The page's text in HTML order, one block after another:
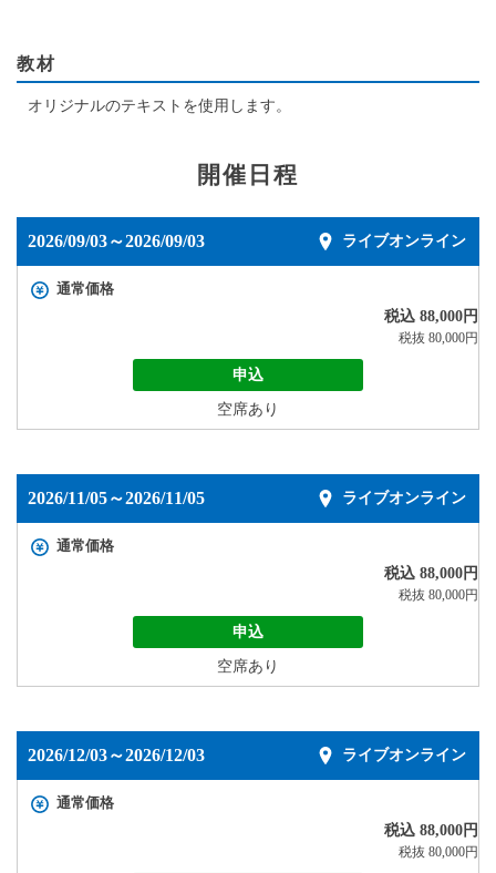
教材
オリジナルのテキストを使用します。
開催日程
2026/09/03～2026/09/03 ライブオンライン
通常価格
税込 88,000円
税抜 80,000円
申込
空席あり
2026/11/05～2026/11/05 ライブオンライン
通常価格
税込 88,000円
税抜 80,000円
申込
空席あり
2026/12/03～2026/12/03 ライブオンライン
通常価格
税込 88,000円
税抜 80,000円